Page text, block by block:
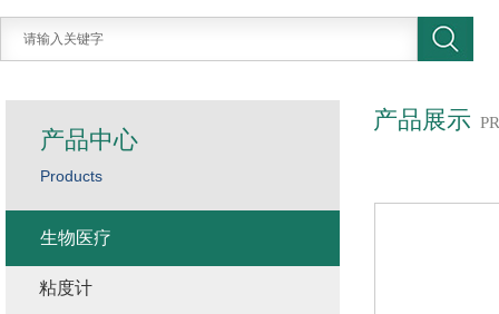
产品展示
产品中心
Products
生物医疗
粘度计